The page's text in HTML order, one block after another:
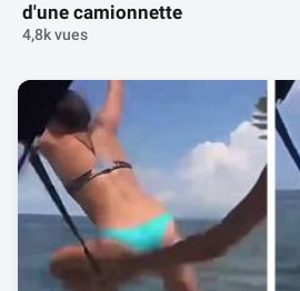
d'une camionnette
4,8k vues